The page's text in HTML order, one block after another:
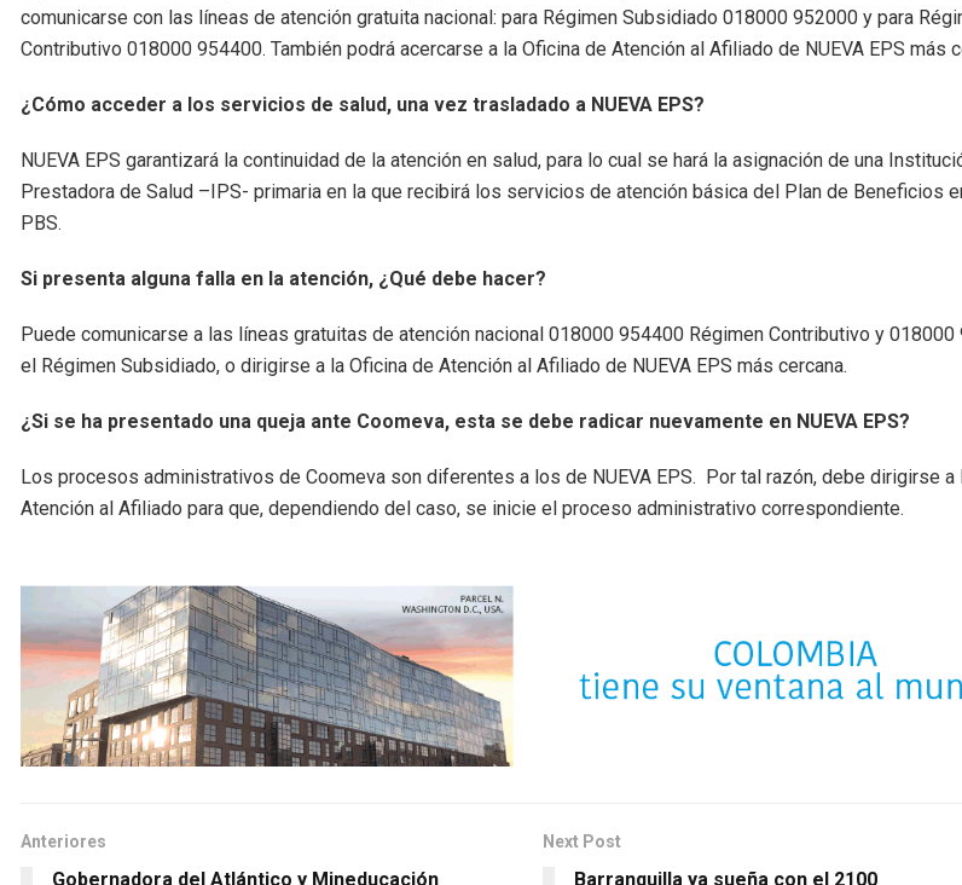
comunicarse con las líneas de atención gratuita nacional: para Régimen Subsidiado 018000 952000 y para
Contributivo 018000 954400. También podrá acercarse a la Oficina de Atención al Afiliado de NUEVA EPS más
¿Cómo acceder a los servicios de salud, una vez trasladado a NUEVA EPS?
NUEVA EPS garantizará la continuidad de la atención en salud, para lo cual se hará la asignación de una
Prestadora de Salud –IPS- primaria en la que recibirá los servicios de atención básica del Plan de Beneficios
PBS.
Si presenta alguna falla en la atención, ¿Qué debe hacer?
Puede comunicarse a las líneas gratuitas de atención nacional 018000 954400 Régimen Contributivo y 018000
el Régimen Subsidiado, o dirigirse a la Oficina de Atención al Afiliado de NUEVA EPS más cercana.
¿Si se ha presentado una queja ante Coomeva, esta se debe radicar nuevamente en NUEVA EPS?
Los procesos administrativos de Coomeva son diferentes a los de NUEVA EPS. Por tal razón, debe dirigirse a
Atención al Afiliado para que, dependiendo del caso, se inicie el proceso administrativo correspondiente.
Anteriores
Gobernadora del Atlántico y Mineducación
Next Post
Barranquilla ya sueña con el 2100